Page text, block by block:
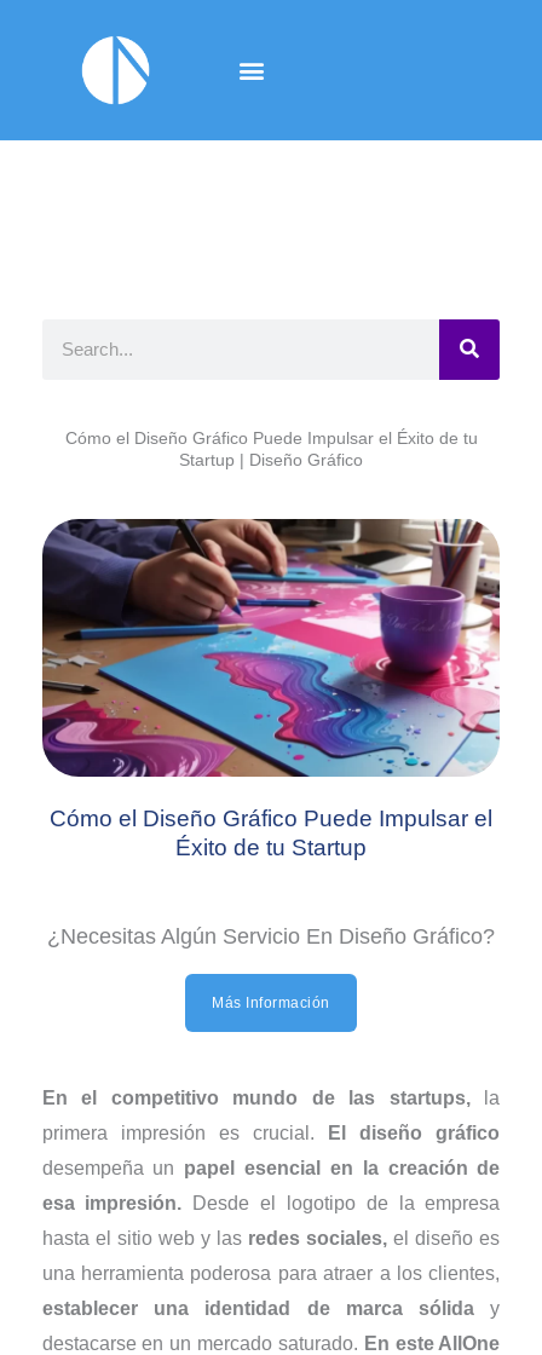
Cómo el Diseño Gráfico Puede Impulsar el Éxito de tu
Startup | Diseño Gráfico
Cómo el Diseño Gráfico Puede Impulsar el
Éxito de tu Startup
¿Necesitas Algún Servicio En Diseño Gráfico?
Más Información
En el competitivo mundo de las startups,la
primera impresión es crucial.
El diseño gráfico
desempeña un papel esencial en la creación de
esa impresión. Desde el logotipo de la empresa
hasta el sitio web y las redes sociales, el diseño es
una herramienta poderosa para atraer a los clientes,
establecer una identidad de marca sólida y
destacarse en un mercado saturado. En este AllOne